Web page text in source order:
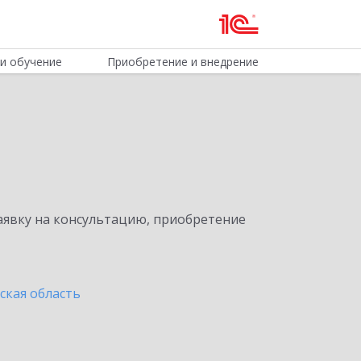
обучение Приобретение и внедрение
на консультацию, приобретение
область